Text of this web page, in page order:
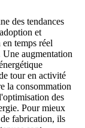
des tendances
et
temps réel
Une augmentation
tour en activité
la consommation
des
Pour mieux
fabrication, ils